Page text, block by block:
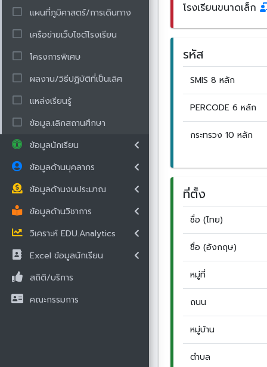
แผนที่ภูมิศาสตร์/การเดินทาง
เครือข่ายเว็บไซต์โรงเรียน
โครงการพิเศษ
ผลงาน/วิธีปฏิบัติที่เป็นเลิศ
แหล่งเรียนรู้
ข้อมูล.เลิกสถานศึกษา
ข้อมูลนักเรียน
ข้อมูลด้านบุคลากร
ข้อมูลด้านงบประมาณ
ข้อมูลด้านวิชาการ
วิเคราะห์ EDU.Analytics
Excel ข้อมูลนักเรียน
สถิติ/บริการ
คณะกรรมการ
โรงเรียนขนาดเล็ก
รหัส
SMIS 8 หลัก
PERCODE 6 หลัก
กระทรวง 10 หลัก
ที่ตั้ง
ชื่อ (ไทย)
ชื่อ (อังกฤษ)
หมู่ที่
ถนน
หมู่บ้าน
ตำบล